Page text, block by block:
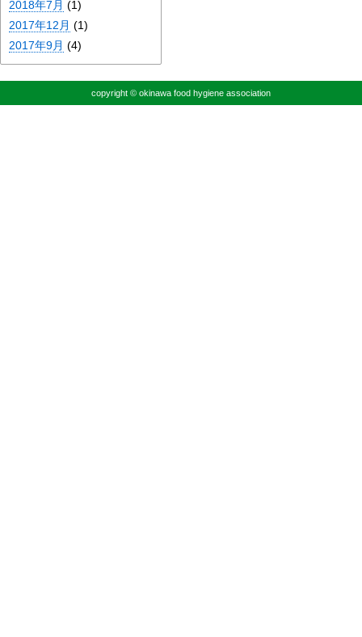
2018年7月 (1)
2017年12月 (1)
2017年9月 (4)
copyright © okinawa food hygiene association